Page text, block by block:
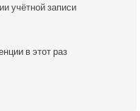
учётной записи
в этот раз